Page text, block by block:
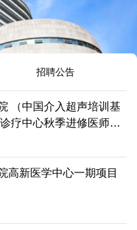
招聘公告
（中国介入超声培训基
疗中心秋季进修医师招
高新医学中心一期项目